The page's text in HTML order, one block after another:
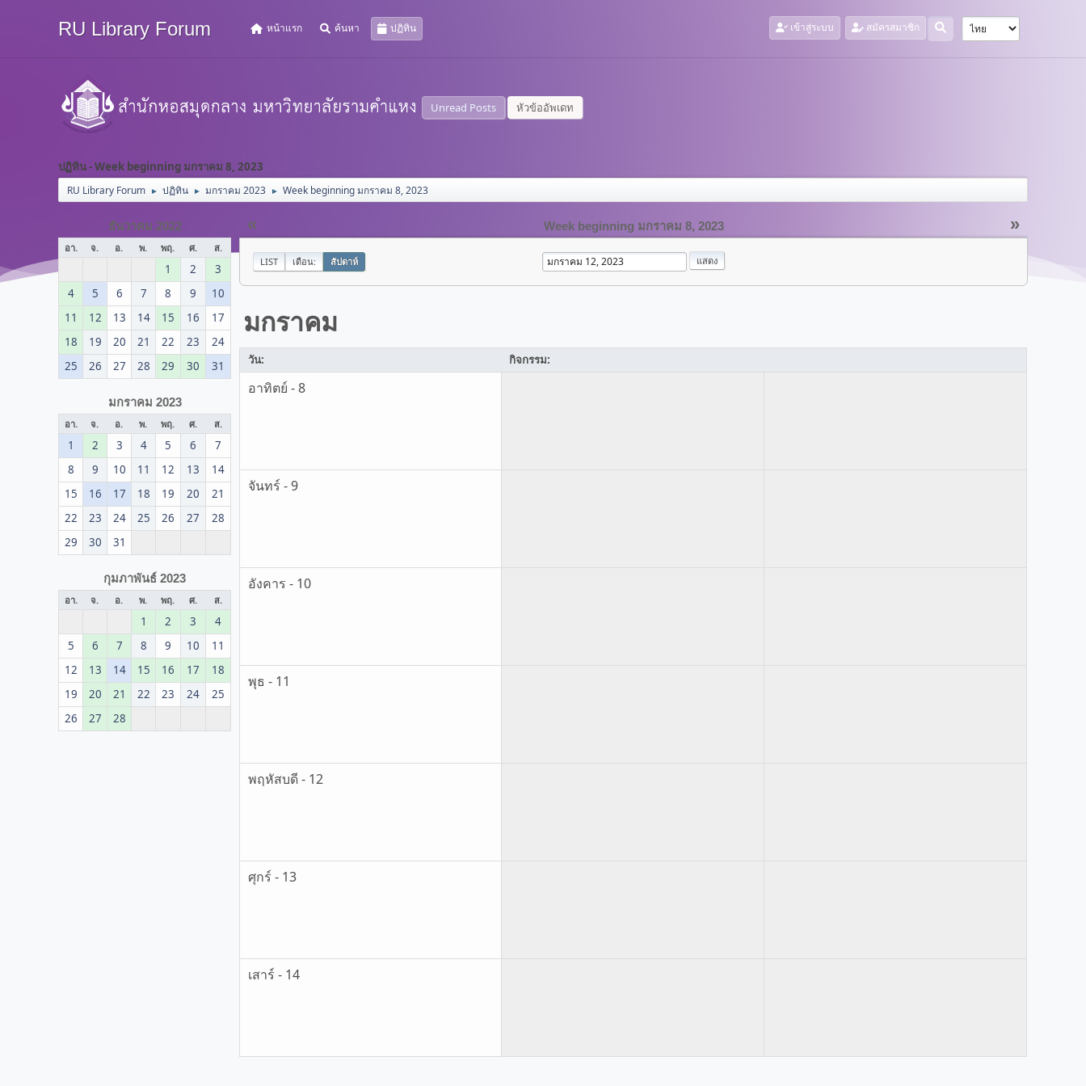
RU Library Forum หน้าแรก ค้นหา ปฏิทิน เข้าสู่ระบบ สมัครสมาชิก
Unread Posts หัวข้ออัพเดท
ปฏิทิน - Week beginning มกราคม 8, 2023
RU Library Forum ► ปฏิทิน ► มกราคม 2023 ► Week beginning มกราคม 8, 2023
ธันวาคม 2022
อา. จ. อ. พ. พฤ. ศ. ส.
1 2
3
4
5 6 7 8 9
10
11
12 13 14 15 16
17
18
19 20 21 22 23
24
25
26 27 28 29 30 31
มกราคม 2023
อา. จ. อ. พ. พฤ. ศ. ส.
1 2 3 4 5 6
7
8
9 10 11 12 13
14
15
16 17 18 19 20
21
22
23 24 25 26 27
28
29
30 31
กุมภาพันธ์ 2023
อา. จ. อ. พ. พฤ. ศ. ส.
1 2 3
4
5
6 7 8 9 10
11
12
13 14 15 16 17
18
19
20 21 22 23 24
25
26
27 28
« »
Week beginning มกราคม 8, 2023
LIST เดือน: สัปดาห์
มกราคม
วัน: กิจกรรม:
อาทิตย์ - 8
จันทร์ - 9
อังคาร - 10
พุธ - 11
พฤหัสบดี - 12
ศุกร์ - 13
เสาร์ - 14